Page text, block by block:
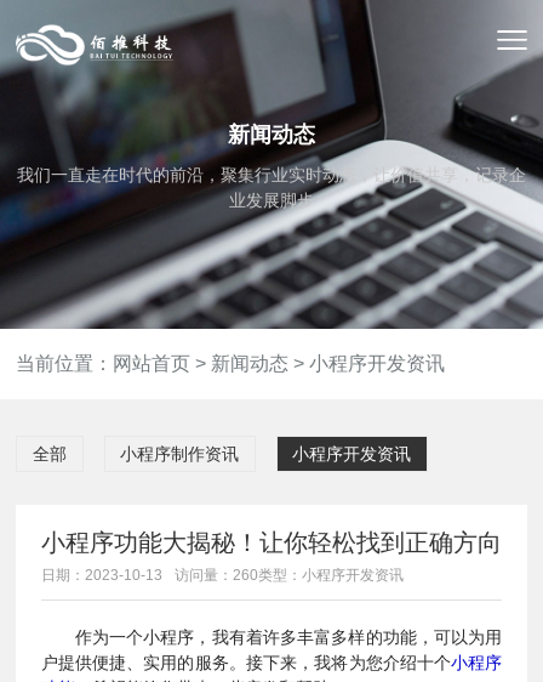
新闻动态
我们一直走在时代的前沿，聚集行业实时动态，让价值共享，记录企
业发展脚步
当前位置： 网站首页 > 新闻动态 >小程序开发资讯
全部 小程序制作资讯 小程序开发资讯
小程序功能大揭秘！让你轻松找到正确方向
日期：2023-10-13 访问量：260类型：小程序开发资讯
作为一个小程序，我有着许多丰富多样的功能，可以为用
户提供便捷、实用的服务。接下来，我将为您介绍十个小程序